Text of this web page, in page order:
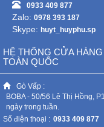
0933 409 877
Zalo: 0978 393 187
Skype: huyt_huyphu.sp
HỆ THỐNG CỬA
TOÀN QUỐC
Gò Vấp :
BOBA - 50/56 Lê Thị Hồng,
ngày trong tuần.
Số điện thoại : 0933 409 877